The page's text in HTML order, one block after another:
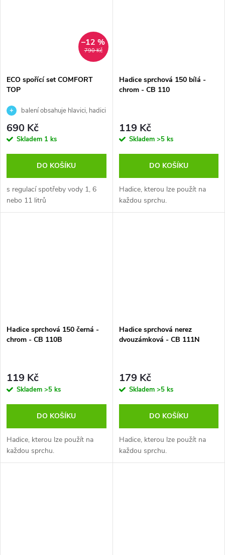
790 Kč
–12 %
ECO spořící set COMFORT
TOP
balení obsahuje hlavici, hadici
a držák sprchy
690 Kč
Skladem 1 ks
DO KOŠÍKU
s regulací spotřeby vody 1, 6
nebo 11 litrů
Hadice sprchová 150 bílá -
chrom - CB 110
119 Kč
Skladem >5 ks
DO KOŠÍKU
Hadice, kterou lze použít na
každou sprchu.
Hadice sprchová 150 černá -
chrom - CB 110B
119 Kč
Skladem >5 ks
DO KOŠÍKU
Hadice, kterou lze použít na
každou sprchu.
Hadice sprchová nerez
dvouzámková - CB 111N
179 Kč
Skladem >5 ks
DO KOŠÍKU
Hadice, kterou lze použít na
každou sprchu.